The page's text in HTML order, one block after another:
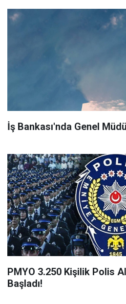
İş Bankası'nda Genel
PMYO 3.250 Kişilik Polis
Başladı!